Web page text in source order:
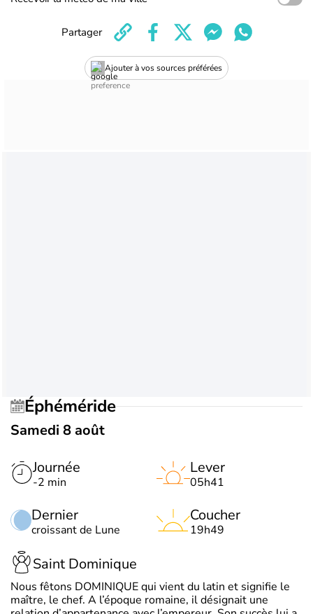
Ajouter à vos sources préférées
Partager
Éphéméride
Samedi 8 août
Journée
-2 min
Dernier
croissant de Lune
Lever
05h41
Coucher
19h49
Saint Dominique
Nous fêtons DOMINIQUE qui vient du latin et signifie le
maître, le chef. A l’époque romaine, il désignait une